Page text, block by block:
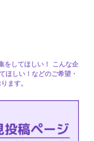
をしてほしい！ こんな企
ほしい！などのご希望・
ます。